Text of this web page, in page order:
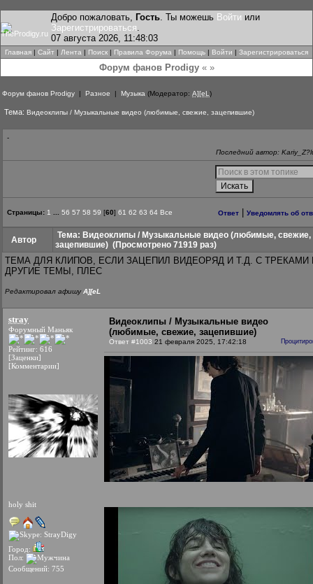
Добро пожаловать, Гость. Ты можешь Войти или
Зарегистрироваться.
07 августа 2026, 11:48:03
Главная | Сайт | Лента | Поиск | Правила Форума | Помощь | Войти | Зарегистрироваться
Форум фанов Prodigy« »
Форум фанов Prodigy | Разное | Музыка (Модератор: A][eL )
Тема: Видеоклипы / Музыкальные видео (любимые, свежие, зацепившие)
-
Последний автор:
Страницы: 1 56 57 58 59 [60] 61 62 63 64 Все Ответ Уведомлять об
Автор
Тема: Видеоклипы / Музыкальные видео (любимые, свежие,
зацепившие) (Просмотрено 71919 раз)
ТЕМА ДЛЯ КЛИПОВ, ЕСЛИ ЗАЦЕПИЛ ВИДЕОРЯД И Т.Д. С ТРЕКАМИ
ДРУГИЕ ТЕМЫ, ПЛЕС
Редактировал афишуA][eL
stray
Форумный Маньяк
Рейтинг: 616
[Заценки]
[Комментарии]
holy shit
Город:
Пол:
Сообщений: 755
Видеоклипы / Музыкальные видео
(любимые, свежие, зацепившие)
Ответ #1003 21 февраля 2025, 17:42:18